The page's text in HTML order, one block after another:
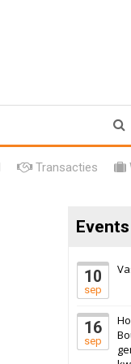
Transacties
Events
10
sep
16
sep
17
6 oktober